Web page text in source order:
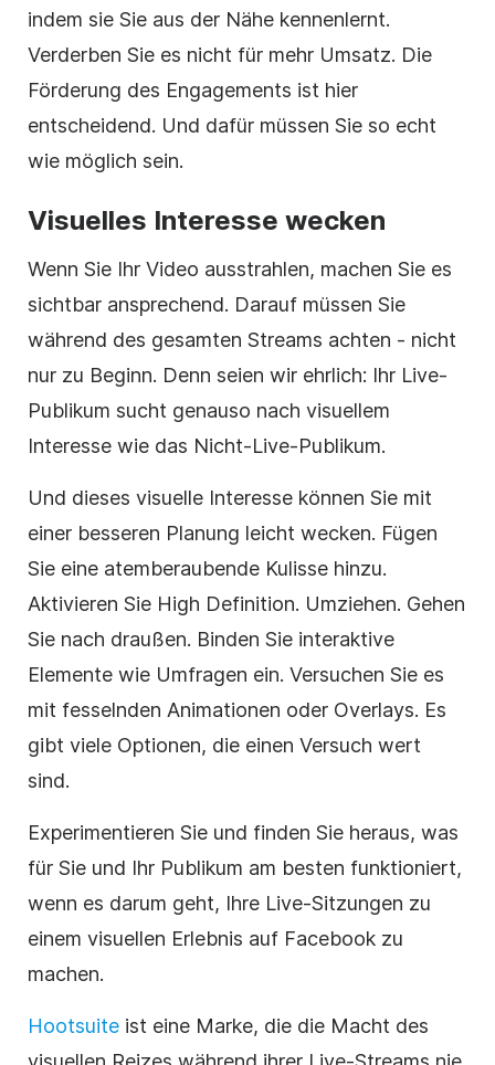
indem sie Sie aus der Nähe kennenlernt.
Verderben Sie es nicht für mehr Umsatz. Die
Förderung des Engagements ist hier
entscheidend. Und dafür müssen Sie so echt
wie möglich sein.
Visuelles Interesse wecken
Wenn Sie Ihr Video ausstrahlen, machen Sie es
sichtbar ansprechend. Darauf müssen Sie
während des gesamten Streams achten - nicht
nur zu Beginn. Denn seien wir ehrlich: Ihr Live-
Publikum sucht genauso nach visuellem
Interesse wie das Nicht-Live-Publikum.
Und dieses visuelle Interesse können Sie mit
einer besseren Planung leicht wecken. Fügen
Sie eine atemberaubende Kulisse hinzu.
Aktivieren Sie High Definition. Umziehen. Gehen
Sie nach draußen. Binden Sie interaktive
Elemente wie Umfragen ein. Versuchen Sie es
mit fesselnden Animationen oder Overlays. Es
gibt viele Optionen, die einen Versuch wert
sind.
Experimentieren Sie und finden Sie heraus, was
für Sie und Ihr Publikum am besten funktioniert,
wenn es darum geht, Ihre Live-Sitzungen zu
einem visuellen Erlebnis auf Facebook zu
machen.
Hootsuite ist eine Marke, die die Macht des